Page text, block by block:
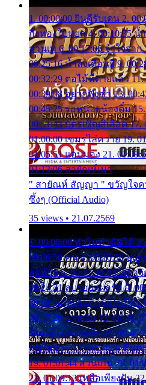
1. 00:00:00 ยินดีรับเดน 2.
กิ่งทองใบหยก 4. 00:10:35 น้
ลานเท 6. 00:17:06 จำใจจา
00:25:16 น้ำลงเดือนยี่ 9.
00:32:29 ตอไม้ที่ตายแล้ว
00:39:08 อยากฟังซ้ำ 13.
00:45:25 รอหน่อยน้องติ๋ม
00:51:43 บัตรเชิญสีเลือด
01:00:00 เขมรไล่ควาย 19.
01:05:51 แอบมอง 21.
01:13:06 สายัณห์เมา
" สายัณห์ สัญญา " ขวัญใจคน
ซึ้งๆ (Official Audio)
35 views • 21.07.2569
1. 00:00:00 ทำไมทำฉันได้
00:06:50 คน 4. 00:10:36 บุญ
สุดท้าย 6. 00:17:30 ยาใจยา
00:24:21 ลบรอยแผลรัก 9.
00:30:54 ขบวนการเปาเปียว
00:37:20 ปาหนัน 13.
ฉันแล้วจงตายเสีย 15.
คนใจมาร 17. 00:54:50 คืน
19. 01:01:44 ส่วนเกิน 20.
21. 01:09:13 เหลือเพียงฝัน